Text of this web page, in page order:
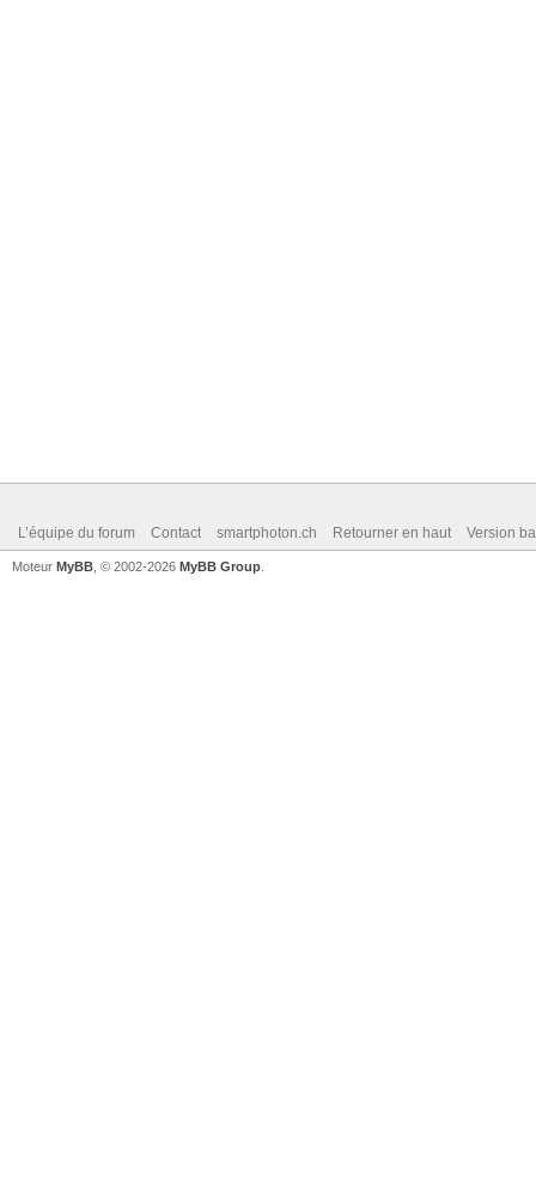
L’équipe du forum Contact smartphoton.ch Retourner en haut Version
Moteur MyBB , © 2002-2026 MyBB Group